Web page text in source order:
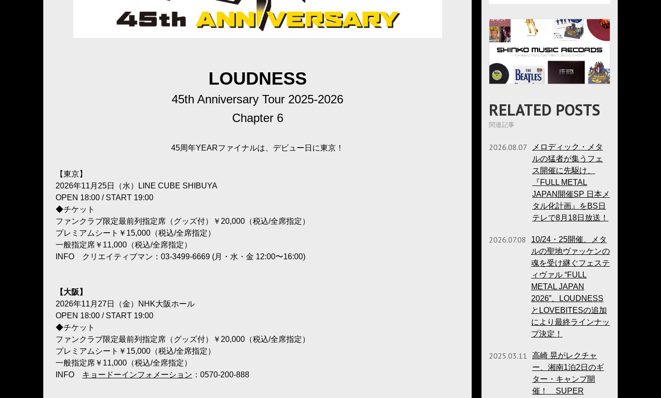
LOUDNESS
45th Anniversary Tour 2025-2026
Chapter 6
45周年YEARファイナルは、デビュー日に東京！
【東京】
2026年11月25日（水）LINE CUBE SHIBUYA
OPEN 18:00 / START 19:00
◆チケット
ファンクラブ限定最前列指定席（グッズ付）￥20,000（税込/全席指定）
プレミアムシート￥15,000（税込/全席指定）
一般指定席￥11,000（税込/全席指定）
INFO クリエイティブマン：03-3499-6669 (月・水・金 12:00〜16:00)
【大阪】
2026年11月27日（金）NHK大阪ホール
OPEN 18:00 / START 19:00
◆チケット
ファンクラブ限定最前列指定席（グッズ付）￥20,000（税込/全席指定）
プレミアムシート￥15,000（税込/全席指定）
一般指定席￥11,000（税込/全席指定）
INFO キョードーインフォメーション ：0570-200-888
RELATED POSTS
関連記事
2026.08.07
メロディック・メタ
ルの猛者が集うフェ
ス開催に先駆け、
『FULL METAL
JAPAN開催SP 日本メ
タル化計画』をBS日
テレで8月18日放送！
2026.07.08
10/24・25開催、メタ
ルの聖地ヴァッケンの
魂を受け継ぐフェステ
ィヴァル “FULL
METAL JAPAN
2026”、LOUDNESS
とLOVEBITESの追加
により最終ラインナッ
プ決定！
2025.03.11
高崎 晃がレクチャ
ー、湘南1泊2日のギ
ター・キャンプ開
催！ SUPER